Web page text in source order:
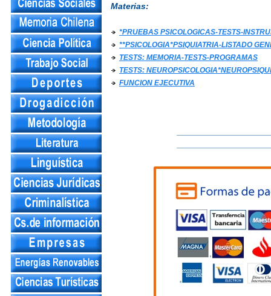
Materias:
*PRUEBAS PSICOLOGICAS-TESTS-
**PSICOLOGIA*PSIQUIATRIA-LISTADO
TESTS: MEMORIA-TESTS-PROGRAMAS
TESTS:
FUNCION EJECUTIVA